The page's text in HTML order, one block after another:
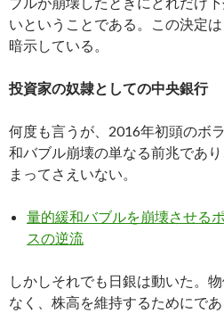
いということである。この決定
暗示している。
投資家の奴隷としての中央銀行
何度も言うが、2016年初頭のボ
和バブル崩壊の単なる前兆であ
まってさえいない。
量的緩和バブルを崩壊させる
スの逆流
しかしそれでも日銀は動いた。
なく、株高を維持するためにであ